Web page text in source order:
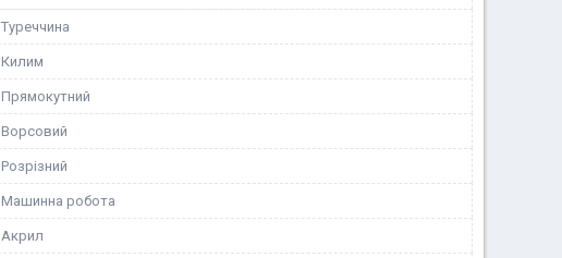
Туреччина
Килим
Прямокутний
Ворсовий
Розрізний
Машинна робота
Акрил